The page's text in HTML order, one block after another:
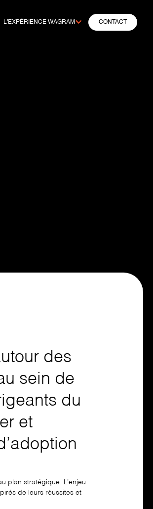
L'EXPÉRIENCE WAGRAM CONTACT
des
sein de
du
et
plan stratégique. L’enjeu
de leurs réussites et